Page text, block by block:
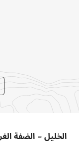
الخليل – الضفة